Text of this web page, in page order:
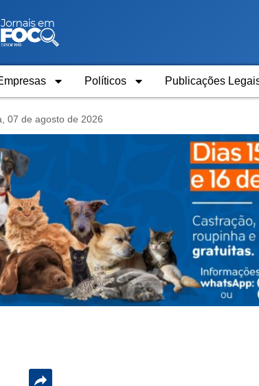
Políticos Publicações
07 de agosto de 2026